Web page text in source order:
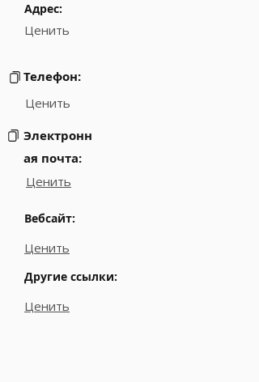
Адрес:
Ценить
Телефон:
Ценить
Электронн
ая почта:
Ценить
Вебсайт:
Ценить
Другие ссылки:
Ценить